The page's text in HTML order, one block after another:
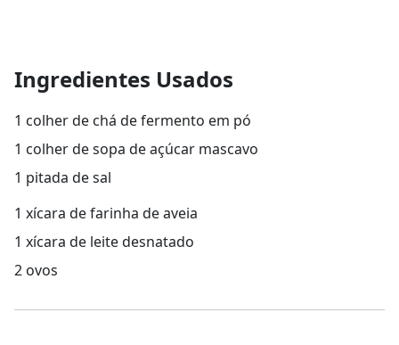
Ingredientes Usados
1 colher de chá de fermento em pó
1 colher de sopa de açúcar mascavo
1 pitada de sal
1 xícara de farinha de aveia
1 xícara de leite desnatado
2 ovos